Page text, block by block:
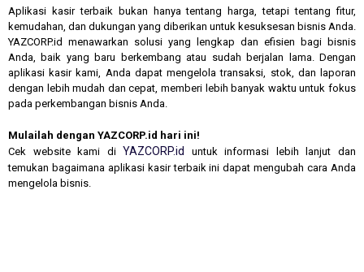
Aplikasi kasir terbaik bukan hanya tentang harga, tetapi tentang fitur,
kemudahan, dan dukungan yang diberikan untuk kesuksesan bisnis Anda.
YAZCORP.id menawarkan solusi yang lengkap dan efisien bagi bisnis
Anda, baik yang baru berkembang atau sudah berjalan lama. Dengan
aplikasi kasir kami, Anda dapat mengelola transaksi, stok, dan laporan
dengan lebih mudah dan cepat, memberi lebih banyak waktu untuk fokus
pada perkembangan bisnis Anda.
Mulailah dengan YAZCORP.id hari ini!
Cek website kami di YAZCORP.id
untuk informasi lebih lanjut dan
temukan bagaimana aplikasi kasir terbaik ini dapat mengubah cara Anda
mengelola bisnis.